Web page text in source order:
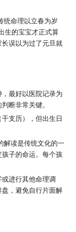
统命理以立春为岁
生的宝宝才正式算
误以为过了元旦就
，最好以医院记录为
断非常关键。
干支历），但出生日
解读是传统文化的一
子的命运。每个孩
或进行其他命理调
，避免自行片面解